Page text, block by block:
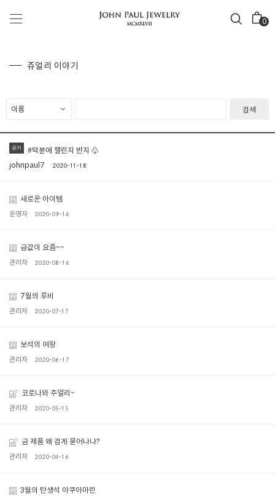
0
쥬얼리 이야기
검색
공지
#덕분에 챌린지 반지 ♧
johnpaul7
2020-11-18
새로운 아이템
운영자 2020-09-16
금값이 요즘~~
관리자 2020-08-16
7월의 루비
관리자 2020-07-17
보석의 여왕
관리자 2020-06-17
코로나와 주얼리~
관리자 2020-05-15
금 제품 왜 검게 묻어나나?
관리자 2020-04-16
3월의 탄생석 아쿠아마린